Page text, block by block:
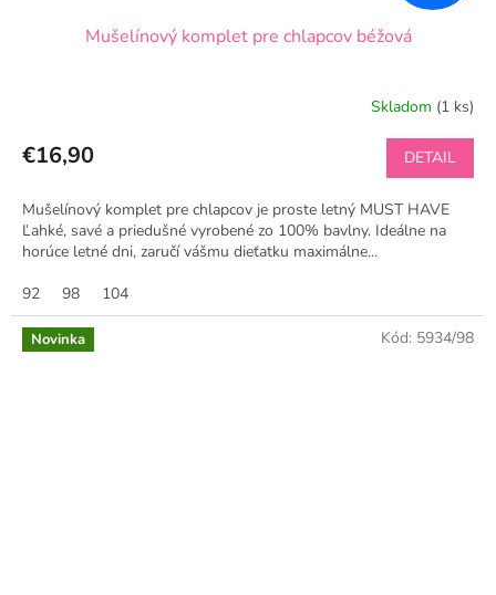
Mušelínový komplet pre chlapcov béžová
Skladom (1 ks)
€16,90 DETAIL
Mušelínový komplet pre chlapcov je proste letný MUST HAVE
Ľahké, savé a priedušné vyrobené zo 100% bavlny. Ideálne na
horúce letné dni, zaručí vášmu dieťatku maximálne...
92
98 104
Novinka Kód: 5934/98